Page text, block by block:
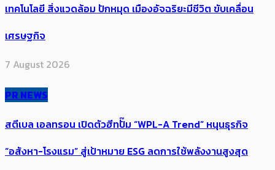
เทคโนโลยี สิ่งแวดล้อม ปักหมุด เมืองอัจฉริยะมีชีวิต ขับเคลื่อน
เศรษฐกิจ
7 August 2026
PR NEWS
สตีเบล เอลทรอน เปิดตัวฮีทปั๊ม “WPL-A Trend” หนุนธุรกิจ
“อสังหา-โรงแรม” สู่เป้าหมาย ESG ลดการใช้พลังงานสูงสุด